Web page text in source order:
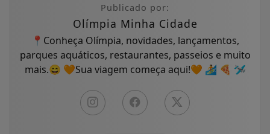
Publicado por:
Olímpia Minha Cidade
📍Conheça Olímpia, novidades, lançamentos,
parques aquáticos, restaurantes, passeios e muito
mais.😄 🧡Sua viagem começa aqui!🧡 🏄 🍕 🛩